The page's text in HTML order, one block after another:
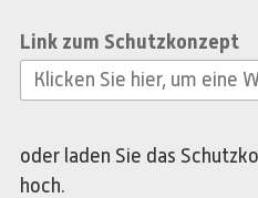
Link zum Schutzkonzept
oder laden Sie das
hoch.